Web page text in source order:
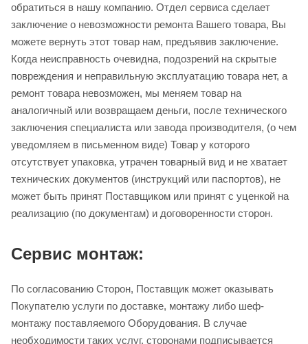
обратиться в нашу компанию. Отдел сервиса сделает
заключение о невозможности ремонта Вашего товара, Вы
можете вернуть этот товар нам, предъявив заключение.
Когда неисправность очевидна, подозрений на скрытые
повреждения и неправильную эксплуатацию товара нет, а
ремонт товара невозможен, мы меняем товар на
аналогичный или возвращаем деньги, после технического
заключения специалиста или завода производителя, (о чем
уведомляем в письменном виде) Товар у которого
отсутствует упаковка, утрачен товарный вид и не хватает
технических документов (инструкций или паспортов), не
может быть принят Поставщиком или принят с уценкой на
реализацию (по документам) и договоренности сторон.
Сервис монтаж:
По согласованию Сторон, Поставщик может оказывать
Покупателю услуги по доставке, монтажу либо шеф-
монтажу поставляемого Оборудования. В случае
необходимости таких услуг, сторонами подписывается